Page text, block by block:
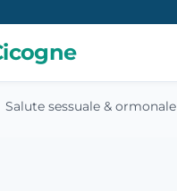
Salute sessuale & ormonale